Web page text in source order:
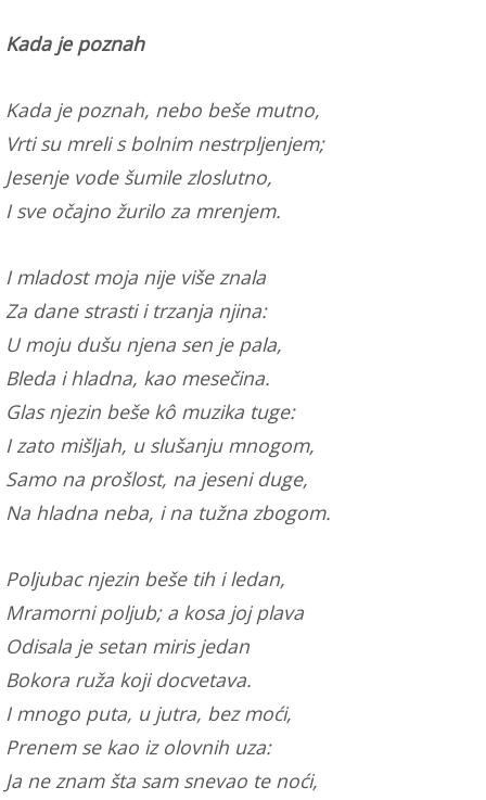
Kada je poznah
Kada je poznah, nebo beše mutno,
Vrti su mreli s bolnim nestrpljenjem;
Jesenje vode šumile zloslutno,
I sve očajno žurilo za mrenjem.
I mladost moja nije više znala
Za dane strasti i trzanja njina:
U moju dušu njena sen je pala,
Bleda i hladna, kao mesečina.
Glas njezin beše kô muzika tuge:
I zato mišljah, u slušanju mnogom,
Samo na prošlost, na jeseni duge,
Na hladna neba, i na tužna zbogom.
Poljubac njezin beše tih i ledan,
Mramorni poljub; a kosa joj plava
Odisala je setan miris jedan
Bokora ruža koji docvetava.
I mnogo puta, u jutra, bez moći,
Prenem se kao iz olovnih uza:
Ja ne znam šta sam snevao te noći,